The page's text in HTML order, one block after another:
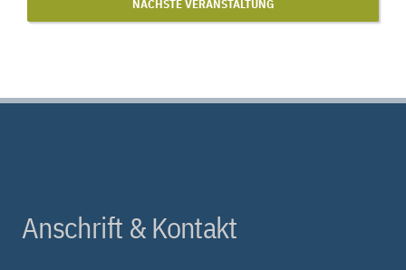
NÄCHSTE VERANSTALTUNG
Anschrift & Kontakt